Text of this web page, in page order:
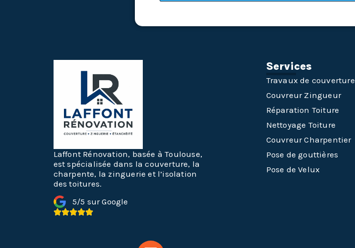
Laffont Rénovation, basée à Toulouse,
est spécialisée dans la couverture, la
charpente, la zinguerie et l’isolation
des toitures.
5/5 sur Google
Services
Travaux de couverture
Couvreur Zingueur
Réparation Toiture
Nettoyage Toiture
Couvreur Charpentier
Pose de gouttières
Pose de Velux